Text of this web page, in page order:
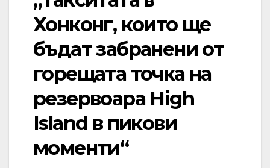
Хонконг, които ще
бъдат забранени от
горещата точка на
резервоара High
Island в пикови
моменти“